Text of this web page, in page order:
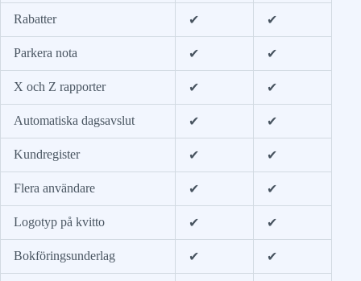
Rabatter ✔ ✔
Parkera nota ✔ ✔
X och Z rapporter ✔ ✔
Automatiska dagsavslut ✔ ✔
Kundregister ✔ ✔
Flera användare ✔ ✔
Logotyp på kvitto ✔ ✔
Bokföringsunderlag ✔ ✔